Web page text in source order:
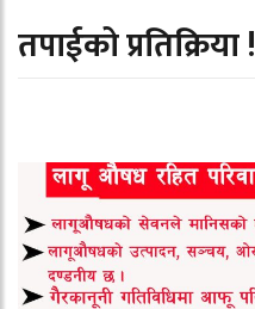
तपाईको प्रतिक्रिया !